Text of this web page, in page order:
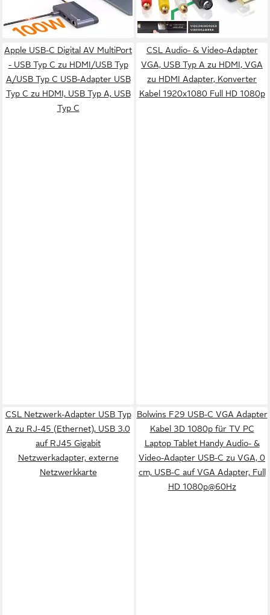
lieferbar - in 3-4 Werktagen bei dir -50%
lieferbar - in 2-3 Werktagen bei dir
Apple USB-C Digital AV MultiPort
- USB Typ C zu HDMI/USB Typ
A/USB Typ C USB-Adapter USB
Typ C zu HDMI, USB Typ A, USB
Typ C
CSL Audio- & Video-Adapter
VGA, USB Typ A zu HDMI, VGA
zu HDMI Adapter, Konverter
Kabel 1920x1080 Full HD 1080p
CSL Netzwerk-Adapter USB Typ
A zu RJ-45 (Ethernet), USB 3.0
auf RJ45 Gigabit
Netzwerkadapter, externe
Netzwerkkarte
Bolwins F29 USB-C VGA Adapter
Kabel 3D 1080p für TV PC
Laptop Tablet Handy Audio- &
Video-Adapter USB-C zu VGA, 0
cm, USB-C auf VGA Adapter, Full
HD 1080p@60Hz